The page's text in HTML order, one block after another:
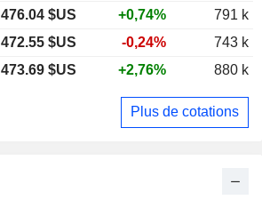
476.04 $US +0,74%
791 k
472.55 $US -0,24%
743 k
473.69 $US +2,76% 880 k
Plus de cotations